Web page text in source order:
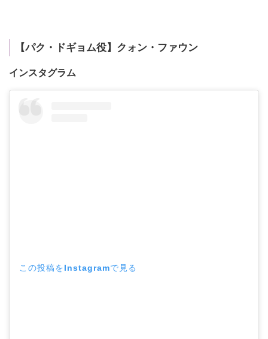
【パク・ドギョム役】クォン・ファウン
インスタグラム
この投稿をInstagramで見る